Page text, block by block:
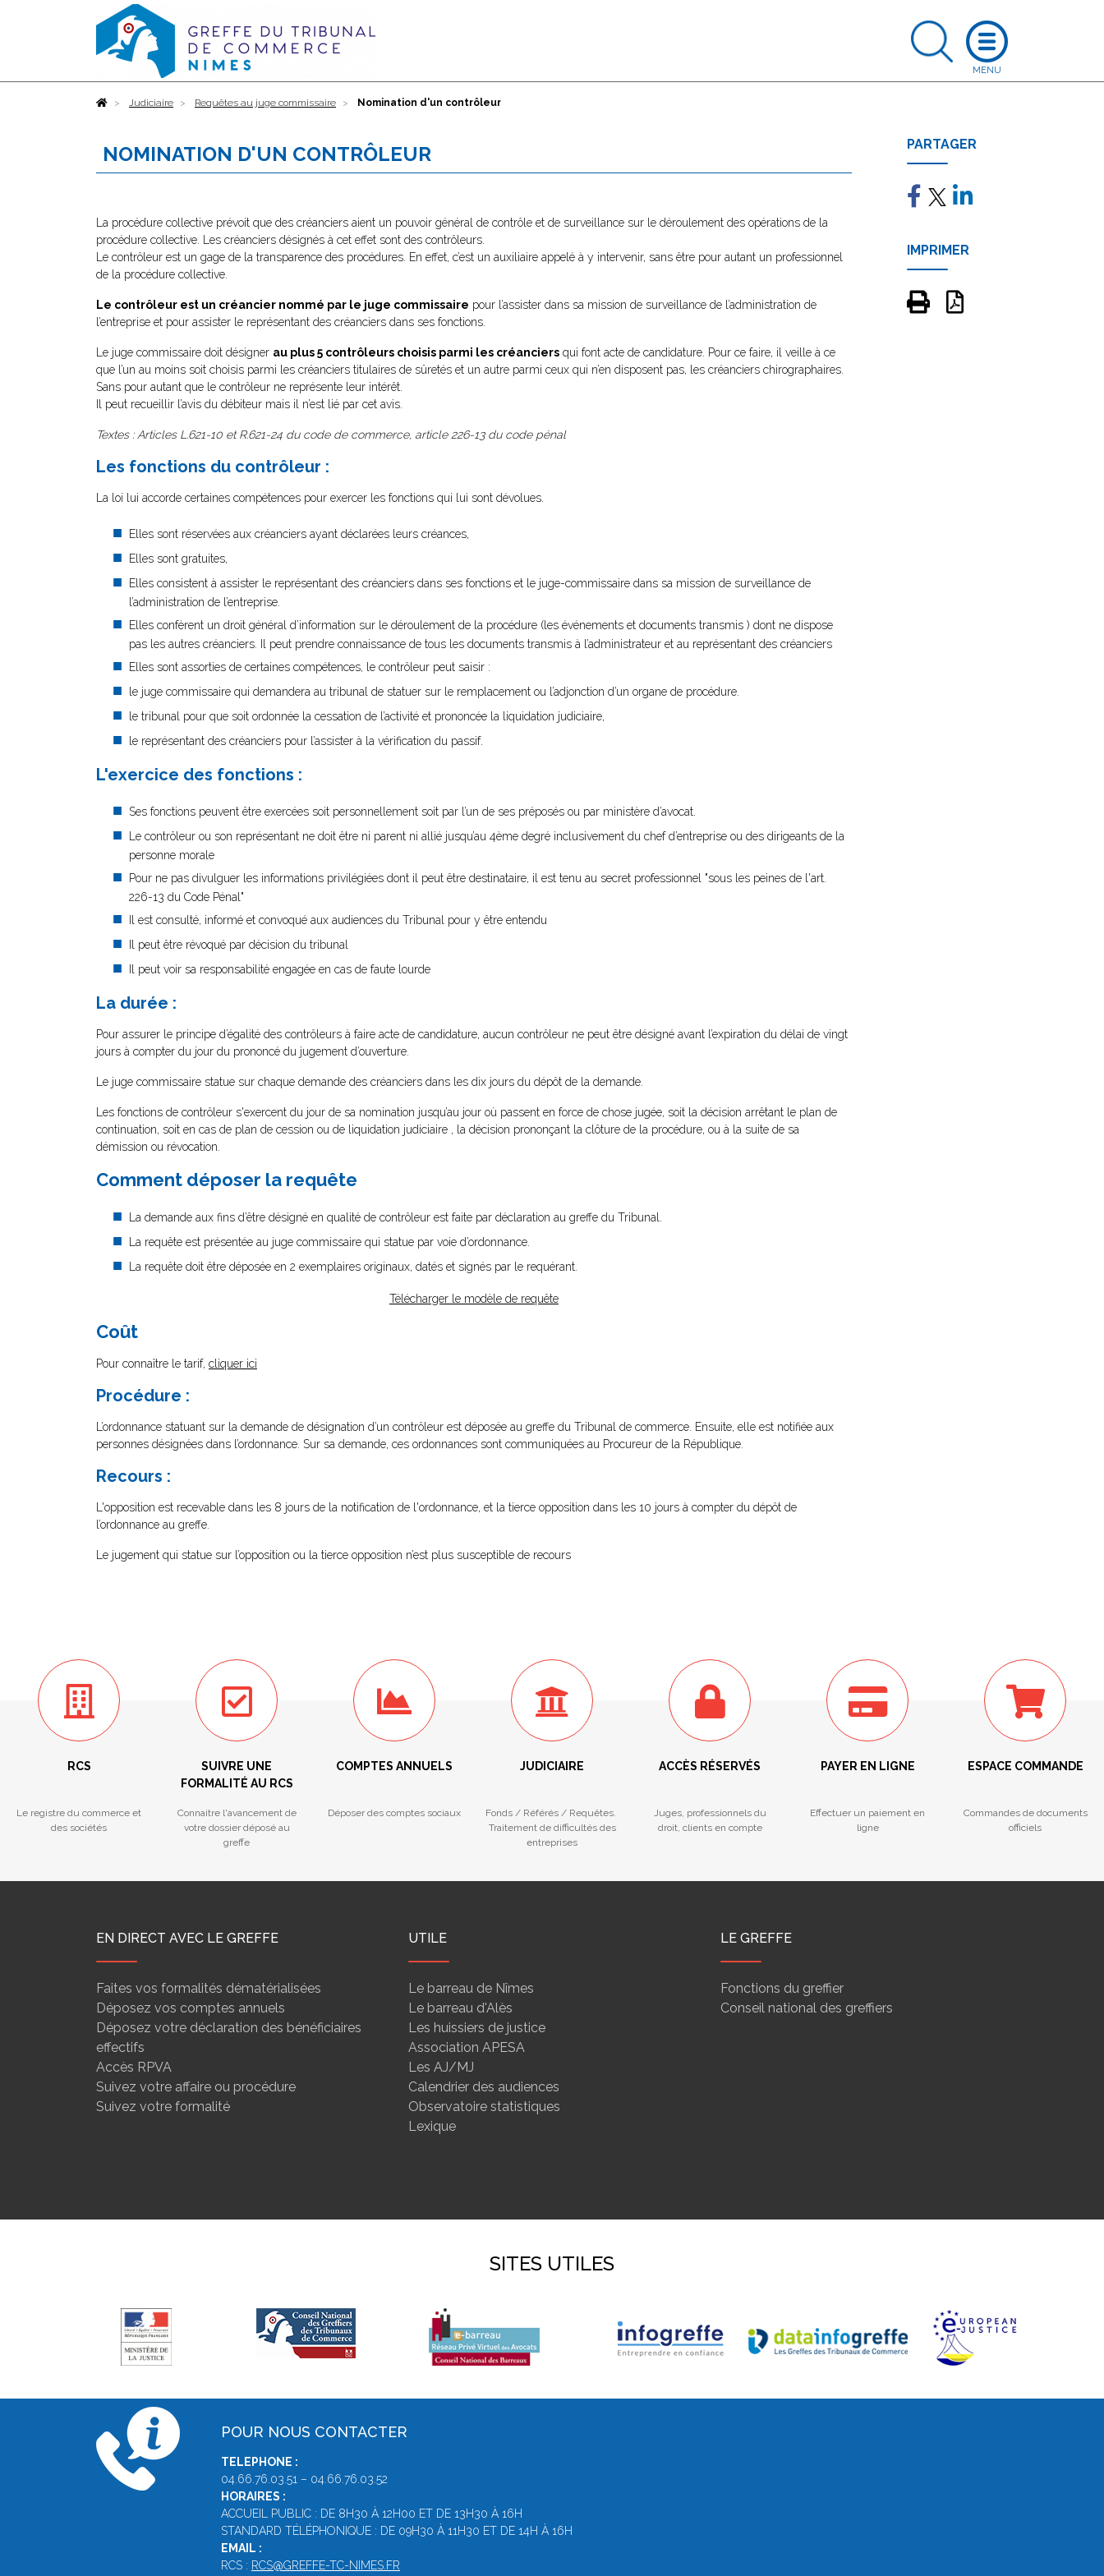
AccueilJudiciaire Requêtes au juge commissaire Nomination d'un contrôleur
NOMINATION D'UN CONTRÔLEUR
La procédure collective prévoit que des créanciers aient un pouvoir général de contrôle et de surveillance sur le déroulement des opérations de la
procédure collective. Les créanciers désignés à cet effet sont des contrôleurs.
Le contrôleur est un gage de la transparence des procédures. En effet, c’est un auxiliaire appelé à y intervenir, sans être pour autant un professionnel
de la procédure collective.
Le contrôleur est un créancier nommé par le juge commissaire pour l’assister dans sa mission de surveillance de l’administration de
l’entreprise et pour assister le représentant des créanciers dans ses fonctions.
Le juge commissaire doit désigner au plus 5 contrôleurs choisis parmi les créanciers qui font acte de candidature. Pour ce faire, il veille à ce
que l’un au moins soit choisis parmi les créanciers titulaires de sûretés et un autre parmi ceux qui n’en disposent pas, les créanciers chirographaires.
Sans pour autant que le contrôleur ne représente leur intérêt.
Il peut recueillir l’avis du débiteur mais il n’est lié par cet avis.
Textes : Articles L.621-10 et R.621-24 du code de commerce, article 226-13 du code pénal
Les fonctions du contrôleur :
La loi lui accorde certaines compétences pour exercer les fonctions qui lui sont dévolues.
Elles sont réservées aux créanciers ayant déclarées leurs créances,
Elles sont gratuites,
Elles consistent à assister le représentant des créanciers dans ses fonctions et le juge-commissaire dans sa mission de surveillance de
l’administration de l’entreprise.
Elles confèrent un droit général d’information sur le déroulement de la procédure (les événements et documents transmis ) dont ne dispose
pas les autres créanciers. Il peut prendre connaissance de tous les documents transmis à l’administrateur et au représentant des créanciers
Elles sont assorties de certaines compétences, le contrôleur peut saisir :
le juge commissaire qui demandera au tribunal de statuer sur le remplacement ou l’adjonction d’un organe de procédure.
le tribunal pour que soit ordonnée la cessation de l’activité et prononcée la liquidation judiciaire,
le représentant des créanciers pour l’assister à la vérification du passif.
L'exercice des fonctions :
Ses fonctions peuvent être exercées soit personnellement soit par l’un de ses préposés ou par ministère d’avocat.
Le contrôleur ou son représentant ne doit être ni parent ni allié jusqu’au 4ème degré inclusivement du chef d’entreprise ou des dirigeants de la
personne morale
Pour ne pas divulguer les informations privilégiées dont il peut être destinataire, il est tenu au secret professionnel "sous les peines de l'art.
226-13 du Code Pénal"
Il est consulté, informé et convoqué aux audiences du Tribunal pour y être entendu
Il peut être révoqué par décision du tribunal
Il peut voir sa responsabilité engagée en cas de faute lourde
La durée :
Pour assurer le principe d’égalité des contrôleurs à faire acte de candidature, aucun contrôleur ne peut être désigné avant l’expiration du délai de vingt
jours à compter du jour du prononcé du jugement d’ouverture.
Le juge commissaire statue sur chaque demande des créanciers dans les dix jours du dépôt de la demande.
Les fonctions de contrôleur s'exercent du jour de sa nomination jusqu’au jour où passent en force de chose jugée, soit la décision arrêtant le plan de
continuation, soit en cas de plan de cession ou de liquidation judiciaire , la décision prononçant la clôture de la procédure, ou à la suite de sa
démission ou révocation.
Comment déposer la requête
La demande aux fins d’être désigné en qualité de contrôleur est faite par déclaration au greffe du Tribunal.
La requête est présentée au juge commissaire qui statue par voie d’ordonnance.
La requête doit être déposée en 2 exemplaires originaux, datés et signés par le requérant.
Télécharger le modèle de requête
Coût
Pour connaître le tarif, cliquer ici
Procédure :
L’ordonnance statuant sur la demande de désignation d’un contrôleur est déposée au greffe du Tribunal de commerce. Ensuite, elle est notifiée aux
personnes désignées dans l’ordonnance. Sur sa demande, ces ordonnances sont communiquées au Procureur de la République.
Recours :
L'opposition est recevable dans les 8 jours de la notification de l'ordonnance, et la tierce opposition dans les 10 jours à compter du dépôt de
l’ordonnance au greffe.
Le jugement qui statue sur l’opposition ou la tierce opposition n’est plus susceptible de recours
PARTAGER
IMPRIMER
RCS
Le registre du commerce et
des sociétés
SUIVRE UNE
FORMALITÉ AU RCS
Connaitre l'avancement de
votre dossier déposé au
greffe
COMPTES ANNUELS
Déposer des comptes sociaux
JUDICIAIRE
Fonds / Référés / Requêtes.
Traitement de difficultés des
entreprises
ACCÈS RÉSERVÉS
Juges, professionnels du
droit, clients en compte
PAYER EN LIGNE
Effectuer un paiement en
ligne
ESPACE COMMANDE
Commandes de documents
officiels
EN DIRECT AVEC LE GREFFE
Faites vos formalités dématérialisées
Déposez vos comptes annuels
Déposez votre déclaration des bénéficiaires
effectifs
Accès RPVA
Suivez votre affaire ou procédure
Suivez votre formalité
UTILE
Le barreau de Nîmes
Le barreau d'Alès
Les huissiers de justice
Association APESA
Les AJ/MJ
Calendrier des audiences
Observatoire statistiques
Lexique
LE GREFFE
Fonctions du greffier
Conseil national des greffiers
SITES UTILES
POUR NOUS CONTACTER
TELEPHONE :
04.66.76.03.51 – 04.66.76.03.52
HORAIRES :
ACCUEIL PUBLIC : DE 8H30 À 12H00 ET DE 13H30 À 16H
STANDARD TÉLÉPHONIQUE : DE 09H30 À 11H30 ET DE 14H À 16H
EMAIL :
RCS : RCS@GREFFE-TC-NIMES.FR